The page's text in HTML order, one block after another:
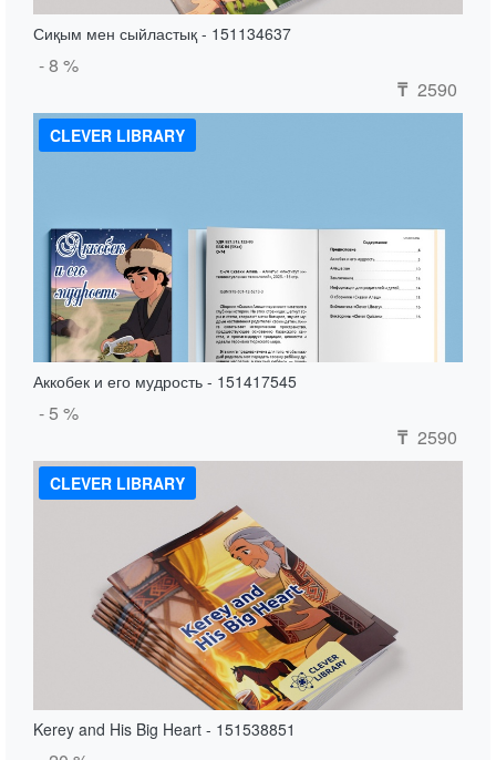
Сиқым мен сыйластық - 151134637
- 8 %
₸ 2590
CLEVER LIBRARY
Аккобек и его мудрость - 151417545
- 5 %
₸ 2590
CLEVER LIBRARY
Kerey and His Big Heart - 151538851